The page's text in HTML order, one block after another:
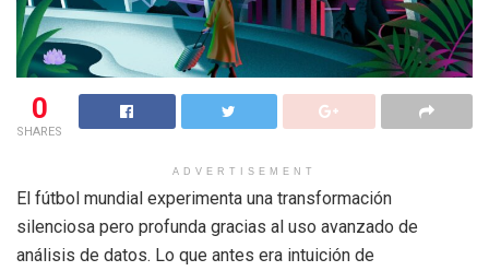
0
SHARES
ADVERTISEMENT
El fútbol mundial experimenta una transformación
silenciosa pero profunda gracias al uso avanzado de
análisis de datos. Lo que antes era intuición de